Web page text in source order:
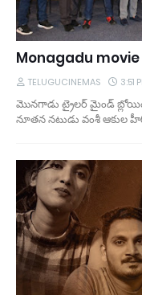
Monagadu
TELUGUCINEMAS 3:51
మొనగాడు ట్రైలర్ మైండ్
నూతన నటుడు వంశీ ఆకుల